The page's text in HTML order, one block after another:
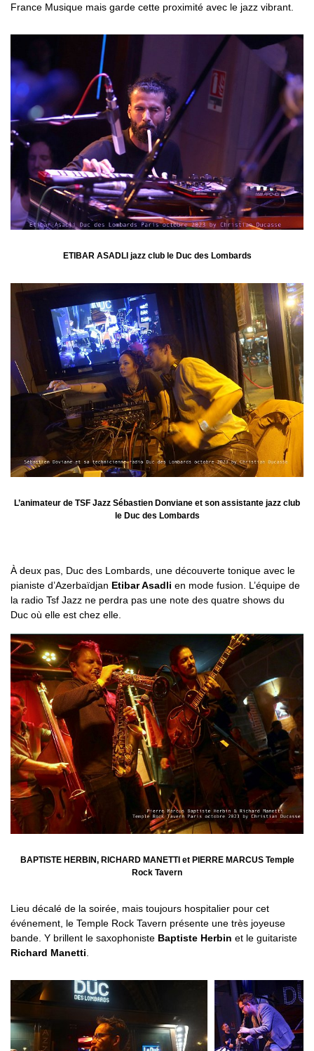
France Musique mais garde cette proximité avec le jazz vibrant.
ETIBAR ASADLI jazz club le Duc des Lombards
L’animateur de TSF Jazz Sébastien Donviane et son assistante jazz club
le Duc des Lombards
À deux pas, Duc des Lombards, une découverte tonique avec le
pianiste d’Azerbaïdjan Etibar Asadli en mode fusion. L’équipe de
la radio Tsf Jazz ne perdra pas une note des quatre shows du
Duc où elle est chez elle.
BAPTISTE HERBIN, RICHARD MANETTI et PIERRE MARCUS Temple
Rock Tavern
Lieu décalé de la soirée, mais toujours hospitalier pour cet
événement, le Temple Rock Tavern présente une très joyeuse
bande. Y brillent le saxophoniste Baptiste Herbin et le guitariste
Richard Manetti